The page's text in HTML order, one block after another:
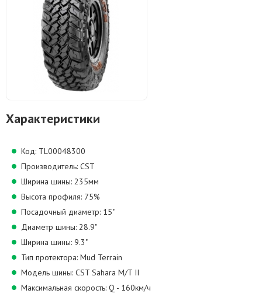
Характеристики
Код: TL00048300
Производитель: CST
Ширина шины: 235мм
Высота профиля: 75%
Посадочный диаметр: 15"
Диаметр шины: 28.9"
Ширина шины: 9.3"
Тип протектора: Mud Terrain
Модель шины: CST Sahara M/T II
Максимальная скорость: Q - 160км/ч